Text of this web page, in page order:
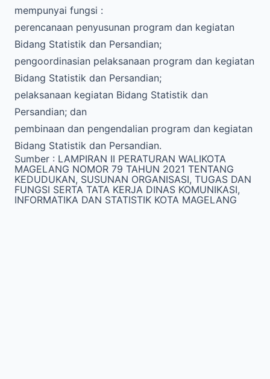
mempunyai fungsi :
perencanaan penyusunan program dan kegiatan
Bidang Statistik dan Persandian;
pengoordinasian pelaksanaan program dan kegiatan
Bidang Statistik dan Persandian;
pelaksanaan kegiatan Bidang Statistik dan
Persandian; dan
pembinaan dan pengendalian program dan kegiatan
Bidang Statistik dan Persandian.
Sumber : LAMPIRAN II PERATURAN WALIKOTA
MAGELANG NOMOR 79 TAHUN 2021 TENTANG
KEDUDUKAN, SUSUNAN ORGANISASI, TUGAS DAN
FUNGSI SERTA TATA KERJA DINAS KOMUNIKASI,
INFORMATIKA DAN STATISTIK KOTA MAGELANG